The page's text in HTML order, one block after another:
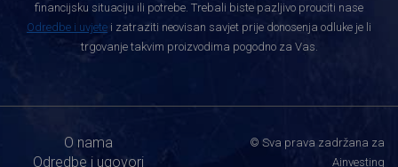
financijsku situaciju ili potrebe. Trebali biste pazljivo prouciti nase
Odredbe i uvjete i zatraziti neovisan savjet prije donosenja odluke je li
trgovanje takvim proizvodima pogodno za Vas.
O nama
Odredbe i ugovori
© Sva prava zadržana za
Ainvesting